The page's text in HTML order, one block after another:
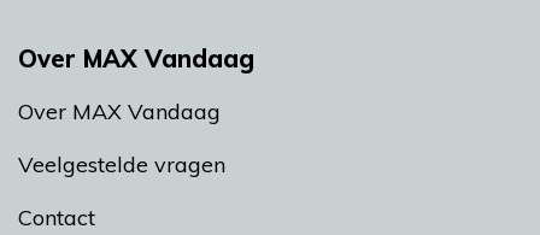
Over MAX Vandaag
Over MAX Vandaag
Veelgestelde vragen
Contact